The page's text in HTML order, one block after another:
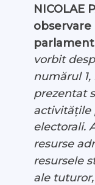
NICOLAE
vorbit
numărul
prezentat
activitățile
electorali.
resurse
resursele
ale